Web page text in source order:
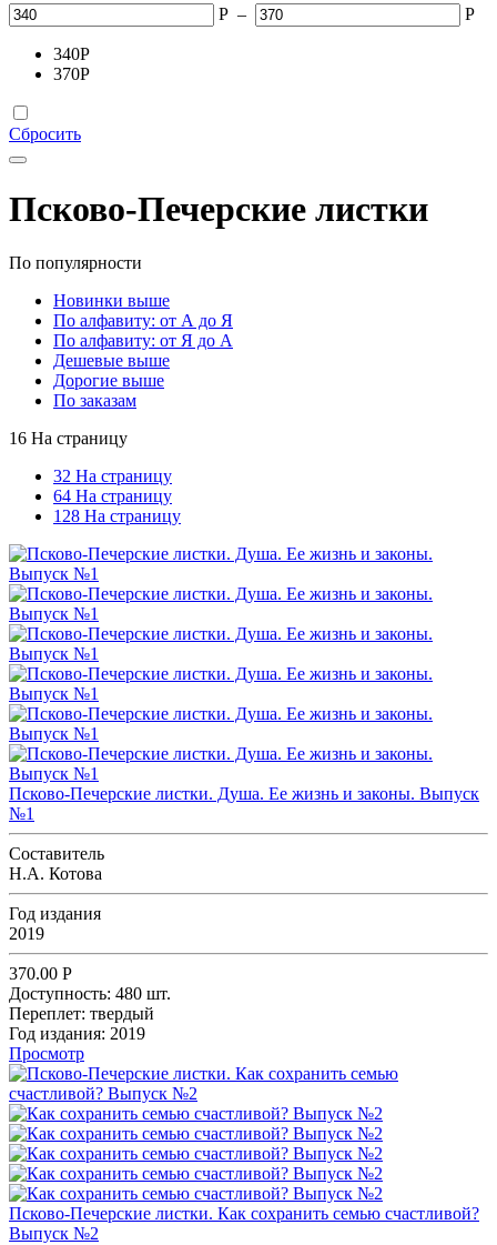
Р – Р
340Р
370Р
Сбросить
Псково-Печерские листки
По популярности
Новинки выше
По алфавиту: от А до Я
По алфавиту: от Я до А
Дешевые выше
Дорогие выше
По заказам
16 На страницу
32 На страницу
64 На страницу
128 На страницу
Псково-Печерские листки. Душа. Ее жизнь и законы. Выпуск
№1
Составитель
Н.А. Котова
Год издания
2019
370.00 Р
Доступность: 480 шт.
Переплет: твердый
Год издания: 2019
Просмотр
Псково-Печерские листки. Как сохранить семью счастливой?
Выпуск №2